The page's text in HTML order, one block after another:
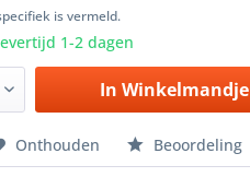
is vermeld.
1-2 dagen
In Winkelmandje
Onthouden Beoordeling